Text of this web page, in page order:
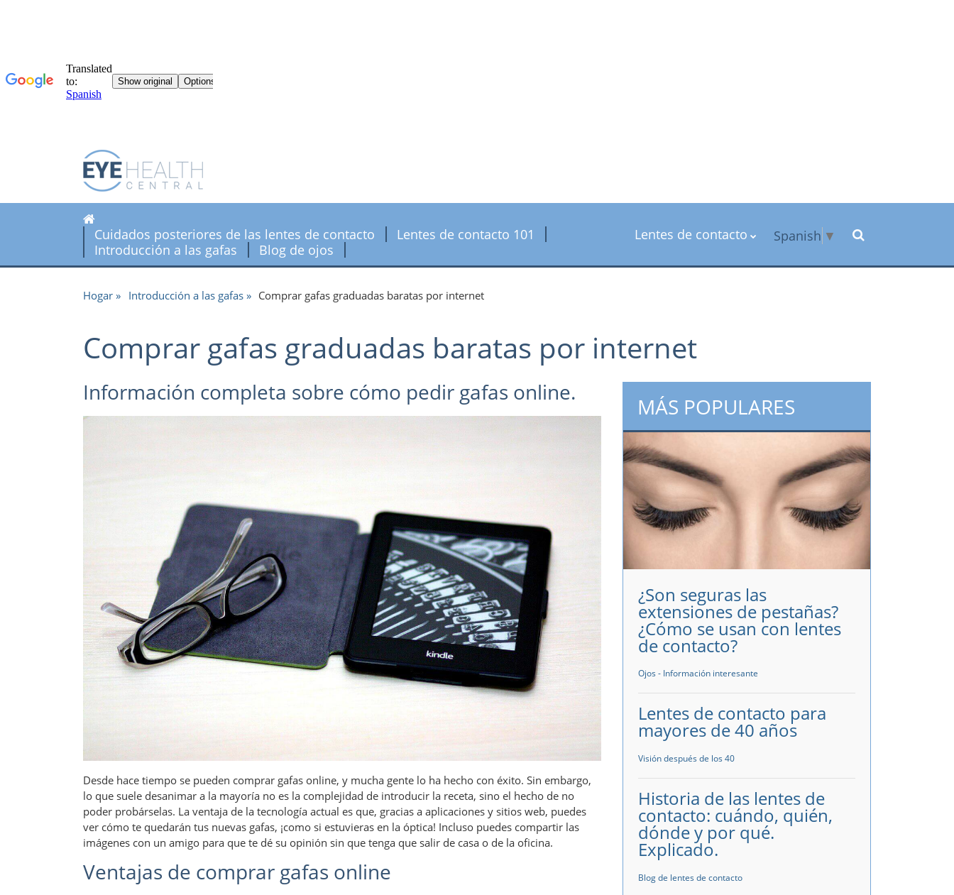
Cuidados posteriores de las lentes de contacto
Lentes de contacto 101
Introducción a las gafas
Blog de ojos
Lentes de contacto Spanish ▼
Hogar Introducción a las gafas Comprar gafas graduadas baratas por internet
Comprar gafas graduadas baratas por internet
Información completa sobre cómo pedir gafas online.
Desde hace tiempo se pueden comprar gafas online, y mucha gente lo ha hecho con éxito. Sin embargo,
lo que suele desanimar a la mayoría no es la complejidad de introducir la receta, sino el hecho de no
poder probárselas. La ventaja de la tecnología actual es que, gracias a aplicaciones y sitios web, puedes
ver cómo te quedarán tus nuevas gafas, ¡como si estuvieras en la óptica! Incluso puedes compartir las
imágenes con un amigo para que te dé su opinión sin que tenga que salir de casa o de la oficina.
Ventajas de comprar gafas online
MÁS POPULARES
¿Son seguras las
extensiones de pestañas?
¿Cómo se usan con lentes
de contacto?
Ojos - Información interesante
Lentes de contacto para
mayores de 40 años
Visión después de los 40
Historia de las lentes de
contacto: cuándo, quién,
dónde y por qué.
Explicado.
Blog de lentes de contacto